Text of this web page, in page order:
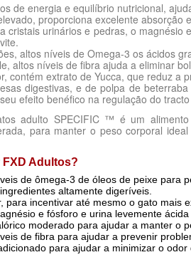
de energia e equilíbrio nutricional,
proporciona excelente
cristais urinários e pedras, o
altos níveis de Omega-3 os ácidos
altos níveis de fibra ajuda a eliminar
contém extrato de Yucca, que reduz a
digestivas, e de polpa de
efeito benéfico na regulação do
adulto SPECIFIC ™ é um
para manter o peso corporal
FXD Adultos?
de ômega-3 de óleos de peixe para
altamente digeríveis.
para incentivar até mesmo o gato mais
e fósforo e urina levemente
moderado para ajudar a manter o
de fibra para ajudar a prevenir
para ajudar a minimizar o odor